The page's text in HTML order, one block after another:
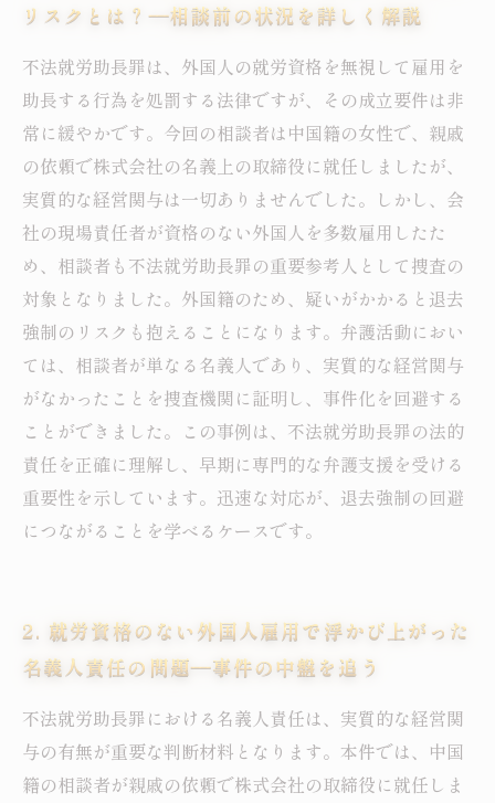
5. 不法就労助長罪における名義人責任の正しい
理解と早期弁護の必要性―事例から学ぶ教訓
6. 不法就労助長罪とは？名義人責任とその範囲
をわかりやすく解説
7. 松村大介弁護士が語る！不法就労助長罪の実
情と弁護のポイント
リスクとは？―相談前の状況を詳しく解説
不法就労助長罪は、外国人の就労資格を無視して雇用を
助長する行為を処罰する法律ですが、その成立要件は非
常に緩やかです。今回の相談者は中国籍の女性で、親戚
の依頼で株式会社の名義上の取締役に就任しましたが、
実質的な経営関与は一切ありませんでした。しかし、会
社の現場責任者が資格のない外国人を多数雇用したた
め、相談者も不法就労助長罪の重要参考人として捜査の
対象となりました。外国籍のため、疑いがかかると退去
強制のリスクも抱えることになります。弁護活動におい
ては、相談者が単なる名義人であり、実質的な経営関与
がなかったことを捜査機関に証明し、事件化を回避する
ことができました。この事例は、不法就労助長罪の法的
責任を正確に理解し、早期に専門的な弁護支援を受ける
重要性を示しています。迅速な対応が、退去強制の回避
につながることを学べるケースです。
2. 就労資格のない外国人雇用で浮かび上がった
名義人責任の問題―事件の中盤を追う
不法就労助長罪における名義人責任は、実質的な経営関
与の有無が重要な判断材料となります。本件では、中国
籍の相談者が親戚の依頼で株式会社の取締役に就任しま